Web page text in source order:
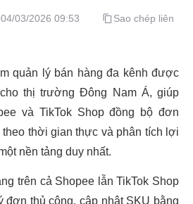
04/03/2026 09:53
Sao chép liên